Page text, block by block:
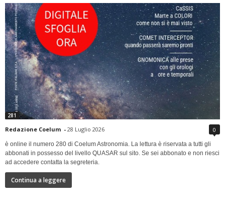
281
Redazione Coelum - 28 Luglio 2026 0
è online il numero 280 di Coelum Astronomia. La lettura è riservata a tutti gli
abbonati in possesso del livello QUASAR sul sito. Se sei abbonato e non riesci
ad accedere contatta la segreteria.
Continua a leggere